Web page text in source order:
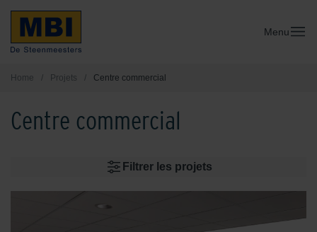
Menu
Home / Projets / Centre commercial
Centre commercial
Filtrer les projets